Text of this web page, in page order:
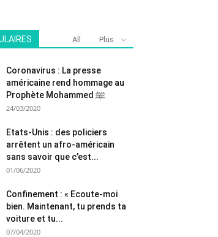
All Plus
Coronavirus : La presse
américaine rend hommage au
Prophète Mohammed ﷺ
24/03/2020
Etats-Unis : des policiers
arrêtent un afro-américain
sans savoir que c’est...
01/06/2020
Confinement : « Ecoute-moi
bien. Maintenant, tu prends ta
voiture et tu...
07/04/2020